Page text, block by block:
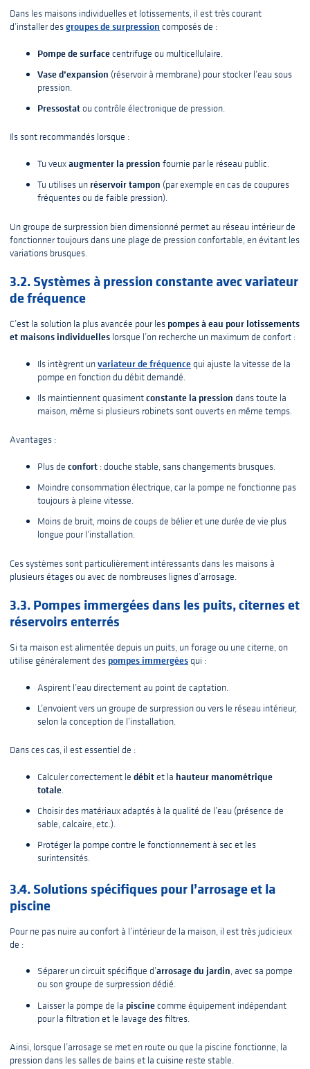
Dans les maisons individuelles et lotissements, il est très courant
d’installer desgroupes de surpression composés de :
Pompe de surfacecentrifuge ou multicellulaire.
Vase d’expansion (réservoir à membrane) pour stocker l’eau sous
pression.
Pressostatou contrôle électronique de pression.
Ils sont recommandés lorsque :
Tu veuxaugmenter la pression fournie par le réseau public.
Tu utilises un réservoir tampon (par exemple en cas de coupures
fréquentes ou de faible pression).
Un groupe de surpression bien dimensionné permet au réseau intérieur de
fonctionner toujours dans une plage de pression confortable, en évitant les
variations brusques.
3.2. Systèmes à pression constante avec variateur
de fréquence
C’est la solution la plus avancée pour les pompes à eau pour lotissements
et maisons individuelles lorsque l’on recherche un maximum de confort :
Ils intègrent unvariateur de fréquencequi ajuste la vitesse de la
pompe en fonction du débit demandé.
Ils maintiennent quasimentconstante la pression dans toute la
maison, même si plusieurs robinets sont ouverts en même temps.
Avantages :
Plus de confort : douche stable, sans changements brusques.
Moindre consommation électrique, car la pompe ne fonctionne pas
toujours à pleine vitesse.
Moins de bruit, moins de coups de bélier et une durée de vie plus
longue pour l’installation.
Ces systèmes sont particulièrement intéressants dans les maisons à
plusieurs étages ou avec de nombreuses lignes d’arrosage.
3.3. Pompes immergées dans les puits, citernes et
réservoirs enterrés
Si ta maison est alimentée depuis un puits, un forage ou une citerne, on
utilise généralement des pompes immergéesqui :
Aspirent l’eau directement au point de captation.
L’envoient vers un groupe de surpression ou vers le réseau intérieur,
selon la conception de l’installation.
Dans ces cas, il est essentiel de :
Calculer correctement le débitet la hauteur manométrique
totale.
Choisir des matériaux adaptés à la qualité de l’eau (présence de
sable, calcaire, etc.).
Protéger la pompe contre le fonctionnement à sec et les
surintensités.
3.4. Solutions spécifiques pour l’arrosage et la
piscine
Pour ne pas nuire au confort à l’intérieur de la maison, il est très judicieux
de :
Séparer un circuit spécifique d’arrosage du jardin, avec sa pompe
ou son groupe de surpression dédié.
Laisser la pompe de la piscinecomme équipement indépendant
pour la filtration et le lavage des filtres.
Ainsi, lorsque l’arrosage se met en route ou que la piscine fonctionne, la
pression dans les salles de bains et la cuisine reste stable.